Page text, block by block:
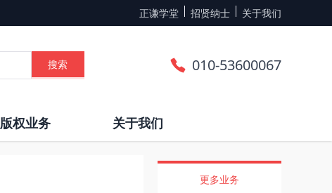
正谦学堂 招贤纳士 关于我们
搜索 010-53600067
版权业务 关于我们
更多业务